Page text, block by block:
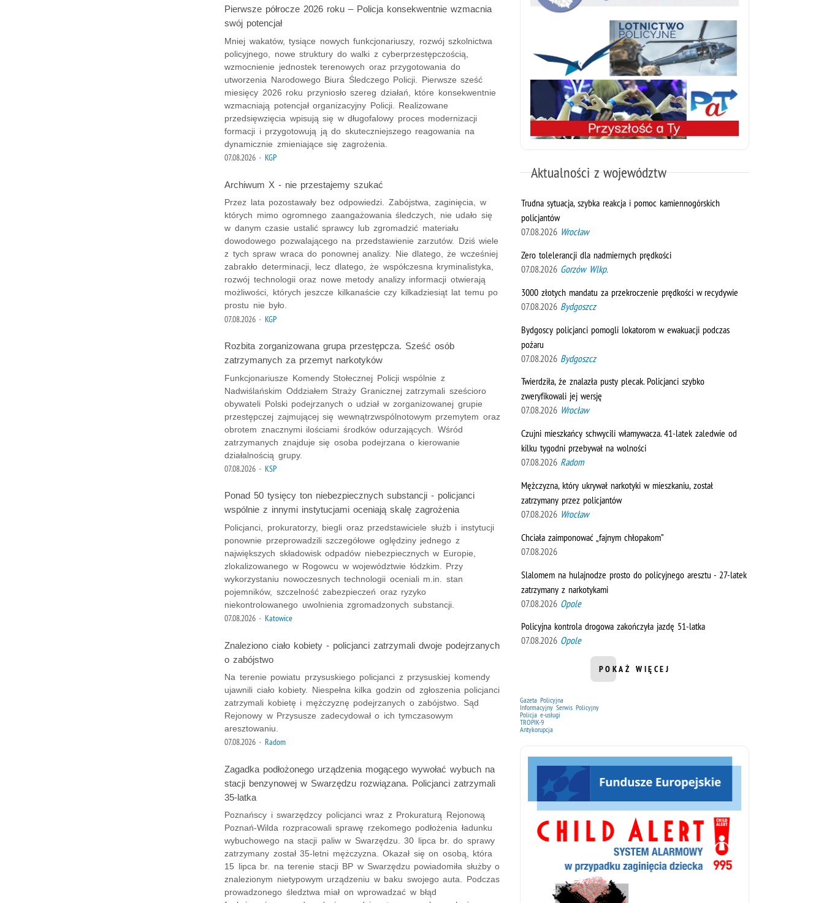
Pierwsze półrocze 2026 roku – Policja konsekwentnie wzmacnia
swój potencjał
Mniej wakatów, tysiące nowych funkcjonariuszy, rozwój szkolnictwa
policyjnego, nowe struktury do walki z cyberprzestępczością,
wzmocnienie jednostek terenowych oraz przygotowania do
utworzenia Narodowego Biura Śledczego Policji. Pierwsze sześć
miesięcy 2026 roku przyniosło szereg działań, które konsekwentnie
wzmacniają potencjał organizacyjny Policji. Realizowane
przedsięwzięcia wpisują się w długofalowy proces modernizacji
formacji i przygotowują ją do skuteczniejszego reagowania na
dynamicznie zmieniające się zagrożenia.
07.08.2026 · KGP
Archiwum X - nie przestajemy szukać
Przez lata pozostawały bez odpowiedzi. Zabójstwa, zaginięcia, w
których mimo ogromnego zaangażowania śledczych, nie udało się
w danym czasie ustalić sprawcy lub zgromadzić materiału
dowodowego pozwalającego na przedstawienie zarzutów. Dziś wiele
z tych spraw wraca do ponownej analizy. Nie dlatego, że wcześniej
zabrakło determinacji, lecz dlatego, że współczesna kryminalistyka,
rozwój technologii oraz nowe metody analizy informacji otwierają
możliwości, których jeszcze kilkanaście czy kilkadziesiąt lat temu po
prostu nie było.
07.08.2026 · KGP
Rozbita zorganizowana grupa przestępcza. Sześć osób
zatrzymanych za przemyt narkotyków
Funkcjonariusze Komendy Stołecznej Policji wspólnie z
Nadwiślańskim Oddziałem Straży Granicznej zatrzymali sześcioro
obywateli Polski podejrzanych o udział w zorganizowanej grupie
przestępczej zajmującej się wewnątrzwspólnotowym przemytem oraz
obrotem znacznymi ilościami środków odurzających. Wśród
zatrzymanych znajduje się osoba podejrzana o kierowanie
działalnością grupy.
07.08.2026 · KSP
Ponad 50 tysięcy ton niebezpiecznych substancji - policjanci
wspólnie z innymi instytucjami oceniają skalę zagrożenia
Policjanci, prokuratorzy, biegli oraz przedstawiciele służb i instytucji
ponownie przeprowadzili szczegółowe oględziny jednego z
największych składowisk odpadów niebezpiecznych w Europie,
zlokalizowanego w Rogowcu w województwie łódzkim. Przy
wykorzystaniu nowoczesnych technologii oceniali m.in. stan
pojemników, szczelność zabezpieczeń oraz ryzyko
niekontrolowanego uwolnienia zgromadzonych substancji.
07.08.2026 · Katowice
Znaleziono ciało kobiety - policjanci zatrzymali dwoje podejrzanych
o zabójstwo
Na terenie powiatu przysuskiego policjanci z przysuskiej komendy
ujawnili ciało kobiety. Niespełna kilka godzin od zgłoszenia policjanci
zatrzymali kobietę i mężczyznę podejrzanych o zabójstwo. Sąd
Rejonowy w Przysusze zadecydował o ich tymczasowym
aresztowaniu.
07.08.2026 · Radom
Zagadka podłożonego urządzenia mogącego wywołać wybuch na
stacji benzynowej w Swarzędzu rozwiązana. Policjanci zatrzymali
35-latka
Poznańscy i swarzędzcy policjanci wraz z Prokuraturą Rejonową
Poznań-Wilda rozpracowali sprawę rzekomego podłożenia ładunku
wybuchowego na stacji paliw w Swarzędzu. 30 lipca br. do sprawy
zatrzymany został 35-letni mężczyzna. Okazał się on osobą, która
15 lipca br. na terenie stacji BP w Swarzędzu powiadomiła służby o
znalezionym nietypowym urządzeniu w baku swojego auta. Podczas
prowadzonego śledztwa miał on wprowadzać w błąd
Aktualności z województw
Trudna sytuacja, szybka reakcja i pomoc kamiennogórskich
policjantów
07.08.2026 Wrocław
Zero tolelerancji dla nadmiernych prędkości
07.08.2026 Gorzów Wlkp.
3000 złotych mandatu za przekroczenie prędkości w recydywie
07.08.2026 Bydgoszcz
Bydgoscy policjanci pomogli lokatorom w ewakuacji podczas
pożaru
07.08.2026 Bydgoszcz
Twierdziła, że znalazła pusty plecak. Policjanci szybko
zweryfikowali jej wersję
07.08.2026 Wrocław
Czujni mieszkańcy schwycili włamywacza. 41-latek zaledwie od
kilku tygodni przebywał na wolności
07.08.2026 Radom
Mężczyzna, który ukrywał narkotyki w mieszkaniu, został
zatrzymany przez policjantów
07.08.2026 Wrocław
Chciała zaimponować „fajnym chłopakom”
07.08.2026
Slalomem na hulajnodze prosto do policyjnego aresztu - 27-latek
zatrzymany z narkotykami
07.08.2026 Opole
Policyjna kontrola drogowa zakończyła jazdę 51-latka
07.08.2026 Opole
POKAŻ WIĘCEJ
INFORMACJI Z DZIAŁU AKTUALNOŚCI Z
Gazeta Policyjna
Informacyjny Serwis Policyjny
Policja e-usługi
TROPIK-9
Antykorupcja